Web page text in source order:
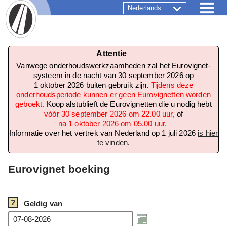
Nederlands
Attentie
Vanwege onderhoudswerkzaamheden zal het Eurovignet-
systeem in de nacht van 30 september 2026 op
1 oktober 2026 buiten gebruik zijn. Tijdens deze
onderhoudsperiode kunnen er geen Eurovignetten worden
geboekt. Koop alstublieft de Eurovignetten die u nodig hebt
vóór 30 september 2026 om 22.00 uur, of
na 1 oktober 2026 om 05.00 uur.
Informatie over het vertrek van Nederland op 1 juli 2026 is hier
te vinden.
Eurovignet boeking
? Geldig van